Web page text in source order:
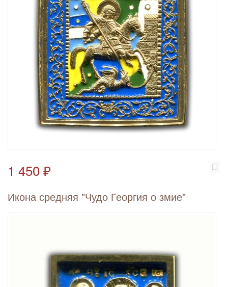
1 450 ₽
Икона средняя "Чудо Георгия о змие"